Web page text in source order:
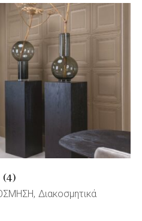
(4)
Διακοσμητικά